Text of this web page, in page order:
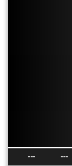
--- ---